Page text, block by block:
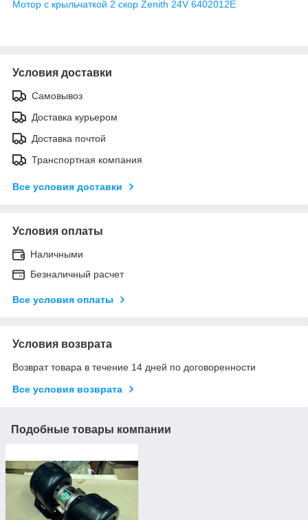
Мотор с крыльчаткой 2 скор Zenith 24V 6402012E
Условия доставки
Самовывоз
Доставка курьером
Доставка почтой
Транспортная компания
Все условия доставки
Условия оплаты
Наличными
Безналичный расчет
Все условия оплаты
Условия возврата
Возврат товара в течение 14 дней по договоренности
Все условия возврата
Подобные товары компании